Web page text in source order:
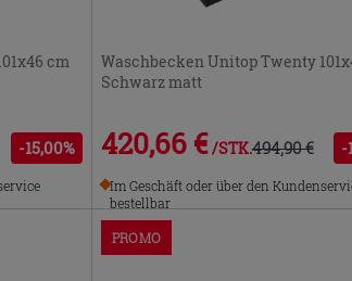
cm
-15,00%
Waschbecken Unitop Twenty
Schwarz matt
420,66 € /STK.494,90 € -
Im Geschäft oder über den
bestellbar
PROMO